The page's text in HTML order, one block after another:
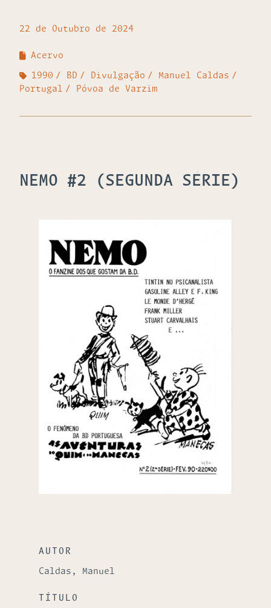
22 de Outubro de 2024
Acervo
1990 BD Divulgação
Manuel Caldas
Portugal
Póvoa de Varzim
NEMO #2 (SEGUNDA SÉRIE)
AUTOR
Caldas, Manuel
TÍTULO